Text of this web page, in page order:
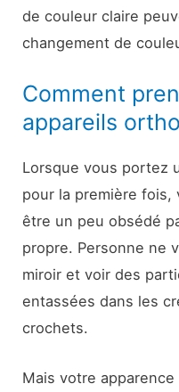
de couleur claire
changement de
Comment
appareils
Lorsque vous portez
pour la première fois,
être un peu obsédé
propre. Personne ne
miroir et voir des
entassées dans les
crochets.
Mais votre